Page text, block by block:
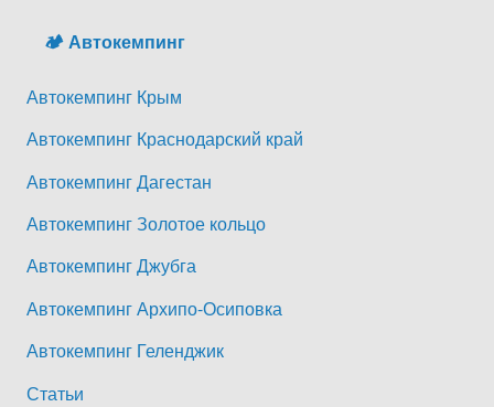
🏕️ Автокемпинг
Автокемпинг Крым
Автокемпинг Краснодарский край
Автокемпинг Дагестан
Автокемпинг Золотое кольцо
Автокемпинг Джубга
Автокемпинг Архипо-Осиповка
Автокемпинг Геленджик
Статьи